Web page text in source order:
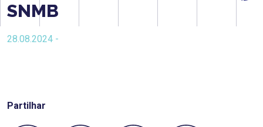
SNMB
28.08.2024 -
Partilhar